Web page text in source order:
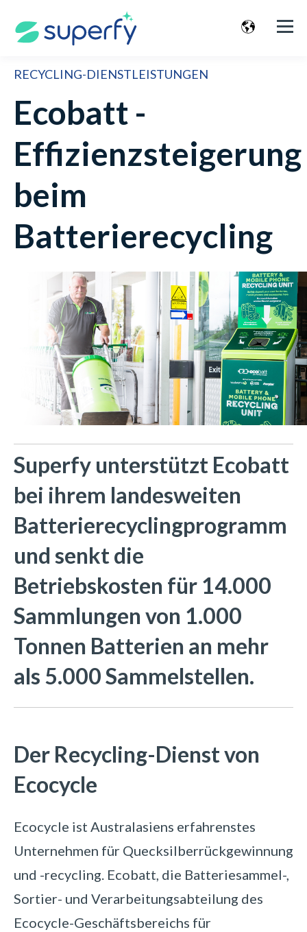
RECYCLING-DIENSTLEISTUNGEN
Ecobatt -
Effizienzsteigerung
beim
Batterierecycling
Superfy unterstützt Ecobatt
bei ihrem landesweiten
Batterierecyclingprogramm
und senkt die
Betriebskosten für 14.000
Sammlungen von 1.000
Tonnen Batterien an mehr
als 5.000 Sammelstellen.
Der Recycling-Dienst von
Ecocycle
Ecocycle ist Australasiens erfahrenstes
Unternehmen für Quecksilberrückgewinnung
und -recycling. Ecobatt, die Batteriesammel-,
Sortier- und Verarbeitungsabteilung des
Ecocycle-Geschäftsbereichs für